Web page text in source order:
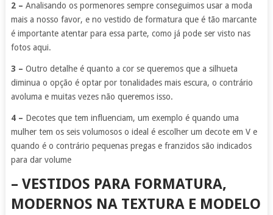
2 – Analisando os pormenores sempre conseguimos usar a moda
mais a nosso favor, e no vestido de formatura que é tão marcante
é importante atentar para essa parte, como já pode ser visto nas
fotos aqui.
3 – Outro detalhe é quanto a cor se queremos que a silhueta
diminua o opção é optar por tonalidades mais escura, o contrário
avoluma e muitas vezes não queremos isso.
4 – Decotes que tem influenciam, um exemplo é quando uma
mulher tem os seis volumosos o ideal é escolher um decote em V e
quando é o contrário pequenas pregas e franzidos são indicados
para dar volume
– VESTIDOS PARA FORMATURA,
MODERNOS NA TEXTURA E MODELO